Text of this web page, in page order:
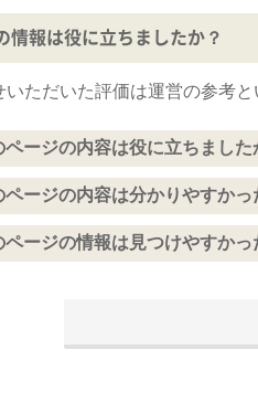
情報は役に立ちましたか？
いただいた評価は運営の参考
ページの内容は役に立ちました
ページの内容は分かりやすかっ
ページの情報は見つけやすかっ